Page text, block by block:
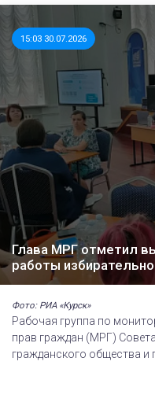
15:03 30.07.2026
Глава МРГ отметил
работы
Фото: РИА «Курск»
Рабочая группа по
прав граждан (МРГ)
гражданского общества и